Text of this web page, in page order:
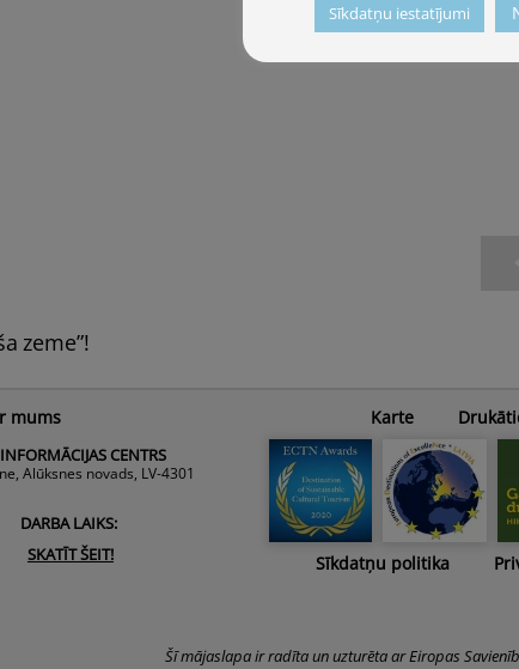
zeme”!
mums
CENTRS
Alūksnes novads, LV-4301
DARBA LAIKS:
SKATĪT ŠEIT!
Karte
Sīkdatņu politika
Šī mājaslapa ir radīta un uzturēta ar Eiropas
Sīkdatņu iestatījumi